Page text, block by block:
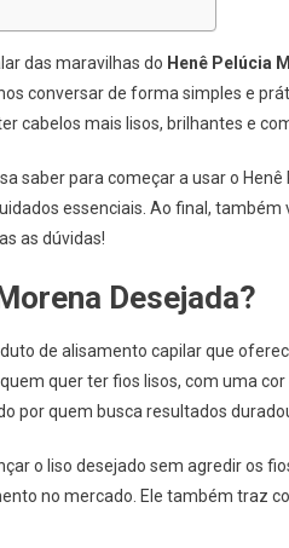
das maravilhas do Henê Pelúcia
conversar de forma simples e
cabelos mais lisos, brilhantes e
saber para começar a usar o
essenciais. Ao final,
as dúvidas!
Desejada?
de alisamento capilar que
quer ter fios lisos, com uma
por quem busca resultados
o liso desejado sem agredir os
no mercado. Ele também traz